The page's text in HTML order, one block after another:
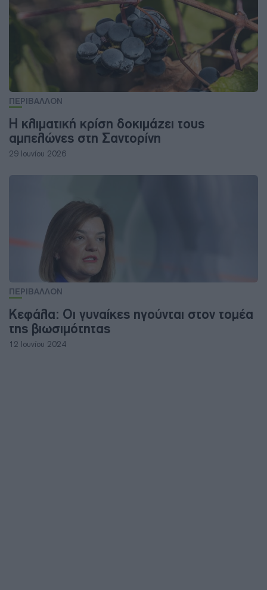
ΠΕΡΙΒΑΛΛΟΝ
Η κλιματική κρίση δοκιμάζει τους
αμπελώνες στη Σαντορίνη
29 Ιουνίου 2026
ΠΕΡΙΒΑΛΛΟΝ
Κεφάλα: Οι γυναίκες ηγούνται στον τομέα
της βιωσιμότητας
12 Ιουνίου 2024